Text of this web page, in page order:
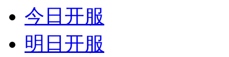
今日开服
明日开服